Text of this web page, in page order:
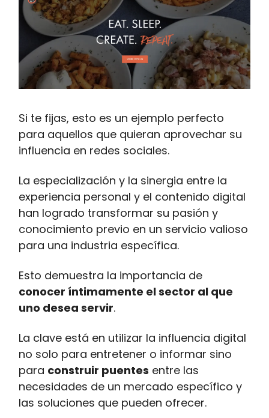
Si te fijas, esto es un ejemplo perfecto
para aquellos que quieran aprovechar su
influencia en redes sociales.
La especialización y la sinergia entre la
experiencia personal y el contenido digital
han logrado transformar su pasión y
conocimiento previo en un servicio valioso
para una industria específica.
Esto demuestra la importancia de
conocer íntimamente el sector al que
uno desea servir.
La clave está en utilizar la influencia digital
no solo para entretener o informar sino
para construir puentes entre las
necesidades de un mercado específico y
las soluciones que pueden ofrecer.